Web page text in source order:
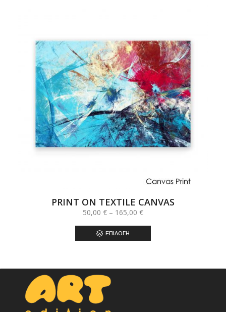
PRINT ON TEXTILE CANVAS
50,00 € – 165,00 €Price
ΕΠΙΛΟΓΉ